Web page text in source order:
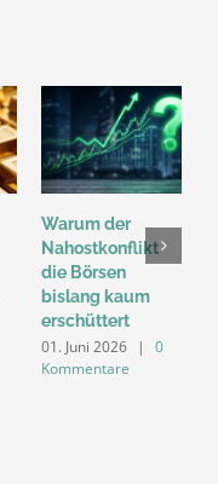
Warum der
Nahostkonflikt
die Börsen
bislang kaum
erschüttert
01. Juni 2026 |
0
Kommentare